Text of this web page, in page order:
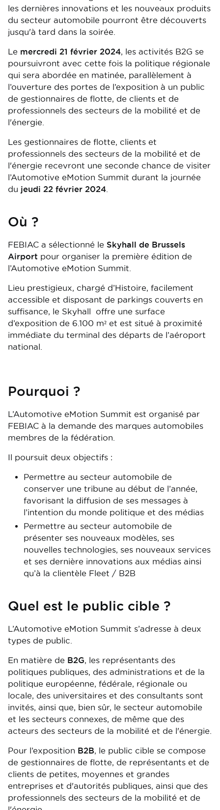
les dernières innovations et les nouveaux produits
du secteur automobile pourront être découverts
jusqu'à tard dans la soirée.
Le mercredi 21 février 2024, les activités B2G se
poursuivront avec cette fois la politique régionale
qui sera abordée en matinée, parallèlement à
l’ouverture des portes de l’exposition à un public
de gestionnaires de flotte, de clients et de
professionnels des secteurs de la mobilité et de
l'énergie.
Les gestionnaires de flotte, clients et
professionnels des secteurs de la mobilité et de
l'énergie recevront une seconde chance de visiter
l’Automotive eMotion Summit durant la journée
du jeudi 22 février 2024
Où ?
FEBIAC a sélectionné le Skyhall de Brussels
Airport pour organiser la première édition de
l’Automotive eMotion Summit.
Lieu prestigieux, chargé d’Histoire, facilement
accessible et disposant de parkings couverts en
suffisance, le Skyhall offre une surface
d’exposition de 6.100 m² et est situé à proximité
immédiate du terminal des départs de l’aéroport
national.
Pourquoi ?
L’Automotive eMotion Summit est organisé par
FEBIAC à la demande des marques automobiles
membres de la fédération.
Il poursuit deux objectifs :
Permettre au secteur automobile de
conserver une tribune au début de l’année,
favorisant la diffusion de ses messages à
l’intention du monde politique et des médias
Permettre au secteur automobile de
présenter ses nouveaux modèles, ses
nouvelles technologies, ses nouveaux services
et ses dernière innovations aux médias ainsi
qu’à la clientèle Fleet / B2B
Quel est le public cible ?
L’Automotive eMotion Summit s’adresse à deux
types de public.
En matière de B2G, les représentants des
politiques publiques, des administrations et de la
politique européenne, fédérale, régionale ou
locale, des universitaires et des consultants sont
invités, ainsi que, bien sûr, le secteur automobile
et les secteurs connexes, de même que des
acteurs des secteurs de la mobilité et de l'énergie.
Pour l’exposition B2B, le public cible se compose
de gestionnaires de flotte, de représentants et de
clients de petites, moyennes et grandes
entreprises et d'autorités publiques, ainsi que des
professionnels des secteurs de la mobilité et de